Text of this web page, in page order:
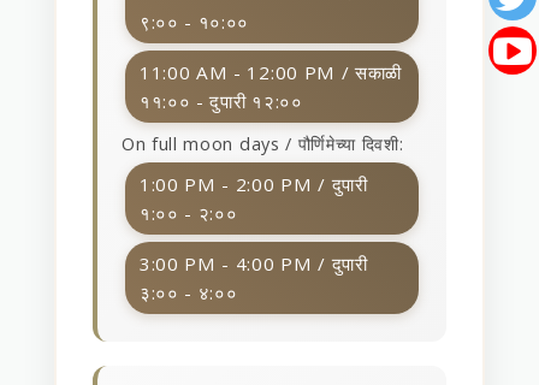
९:०० - १०:००
11:00 AM - 12:00 PM / सकाळी
११:०० - दुपारी १२:००
On full moon days / पौर्णिमेच्या दिवशी:
1:00 PM - 2:00 PM / दुपारी
१:०० - २:००
3:00 PM - 4:00 PM / दुपारी
३:०० - ४:००